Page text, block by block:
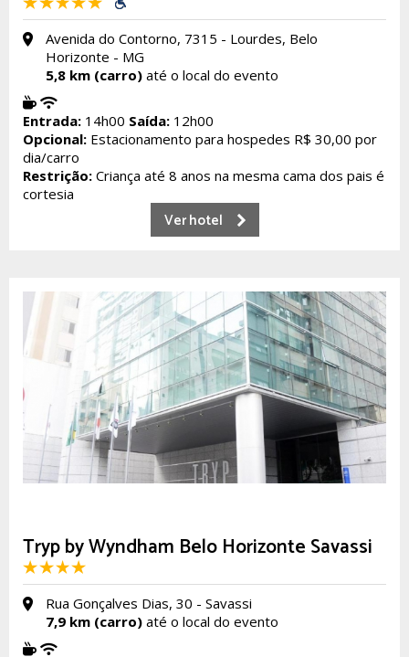
Avenida do Contorno, 7315 - Lourdes, Belo
Horizonte - MG
5,8 km (carro) até o local do evento
Entrada: 14h00 Saída: 12h00
Opcional: Estacionamento para hospedes R$ 30,00 por
dia/carro
Restrição: Criança até 8 anos na mesma cama dos pais é
cortesia
Ver hotel
Tryp by Wyndham Belo Horizonte Savassi
Rua Gonçalves Dias, 30 - Savassi
7,9 km (carro) até o local do evento